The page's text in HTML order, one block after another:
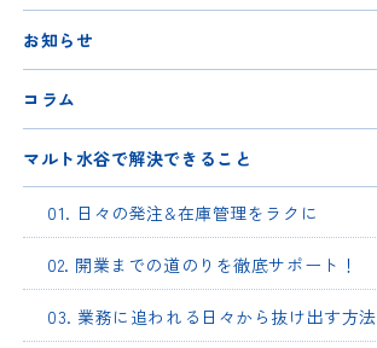
お知らせ
コラム
マルト水谷で解決できること
01. 日々の発注&在庫管理をラクに
02. 開業までの道のりを徹底サポート！
03. 業務に追われる日々から抜け出す方法